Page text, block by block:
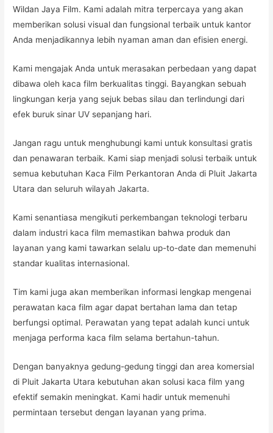
Wildan Jaya Film. Kami adalah mitra terpercaya yang akan
memberikan solusi visual dan fungsional terbaik untuk kantor
Anda menjadikannya lebih nyaman aman dan efisien energi.
Kami mengajak Anda untuk merasakan perbedaan yang dapat
dibawa oleh kaca film berkualitas tinggi. Bayangkan sebuah
lingkungan kerja yang sejuk bebas silau dan terlindungi dari
efek buruk sinar UV sepanjang hari.
Jangan ragu untuk menghubungi kami untuk konsultasi gratis
dan penawaran terbaik. Kami siap menjadi solusi terbaik untuk
semua kebutuhan Kaca Film Perkantoran Anda di Pluit Jakarta
Utara dan seluruh wilayah Jakarta.
Kami senantiasa mengikuti perkembangan teknologi terbaru
dalam industri kaca film memastikan bahwa produk dan
layanan yang kami tawarkan selalu up-to-date dan memenuhi
standar kualitas internasional.
Tim kami juga akan memberikan informasi lengkap mengenai
perawatan kaca film agar dapat bertahan lama dan tetap
berfungsi optimal. Perawatan yang tepat adalah kunci untuk
menjaga performa kaca film selama bertahun-tahun.
Dengan banyaknya gedung-gedung tinggi dan area komersial
di Pluit Jakarta Utara kebutuhan akan solusi kaca film yang
efektif semakin meningkat. Kami hadir untuk memenuhi
permintaan tersebut dengan layanan yang prima.